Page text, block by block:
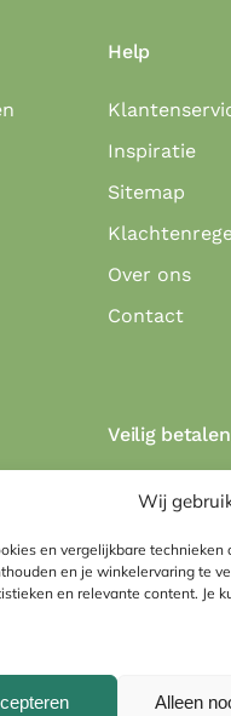
Wij
en vergelijkbare
en je winkelervaring te
en relevante content. Je
Alleen
Help
Inspiratie
Sitemap
Over ons
Contact
Veilig